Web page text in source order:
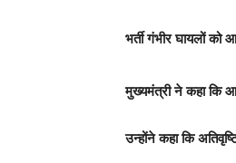
भर्ती गंभीर घायलों
मुख्यमंत्री ने कहा कि
उन्होंने कहा कि